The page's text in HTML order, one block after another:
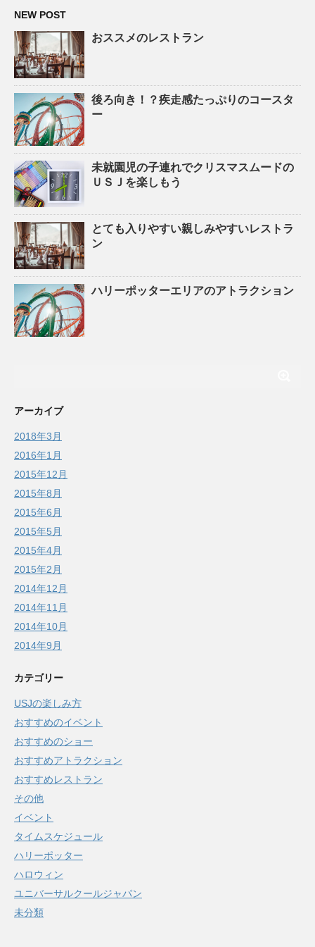
NEW POST
おススメのレストラン
後ろ向き！？疾走感たっぷりのコースタ
ー
未就園児の子連れでクリスマスムードの
ＵＳＪを楽しもう
とても入りやすい親しみやすいレストラ
ン
ハリーポッターエリアのアトラクション
アーカイブ
2018年3月
2016年1月
2015年12月
2015年8月
2015年6月
2015年5月
2015年4月
2015年2月
2014年12月
2014年11月
2014年10月
2014年9月
カテゴリー
USJの楽しみ方
おすすめのイベント
おすすめのショー
おすすめアトラクション
おすすめレストラン
その他
イベント
タイムスケジュール
ハリーポッター
ハロウィン
ユニバーサルクールジャパン
未分類